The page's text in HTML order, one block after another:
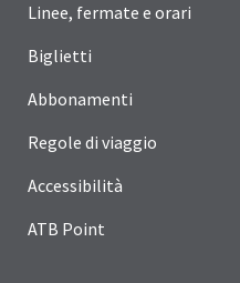
Linee, fermate e orari
Biglietti
Abbonamenti
Regole di viaggio
Accessibilità
ATB Point